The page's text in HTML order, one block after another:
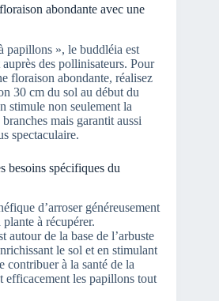
abondante avec une
papillons », le buddléia est
des pollinisateurs. Pour
floraison abondante, réalisez
30 cm du sol au début du
stimule non seulement la
mais garantit aussi
spectaculaire.
besoins spécifiques du
d’arroser généreusement
à récupérer.
autour de la base de l’arbuste
le sol et en stimulant
contribuer à la santé de la
efficacement les papillons tout